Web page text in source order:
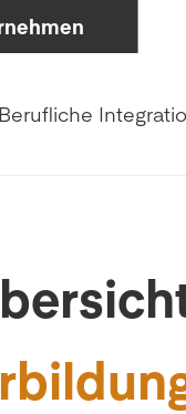
Berufliche